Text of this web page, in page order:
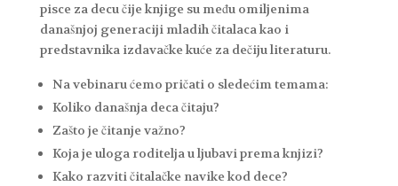
pisce za decu čije knjige su među omiljenima
današnjoj generaciji mladih čitalaca kao i
predstavnika izdavačke kuće za dečiju literaturu.
Na vebinaru ćemo pričati o sledećim temama:
Koliko današnja deca čitaju?
Zašto je čitanje važno?
Koja je uloga roditelja u ljubavi prema knjizi?
Kako razviti čitalačke navike kod dece?